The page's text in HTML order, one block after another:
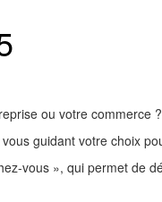
ou votre commerce ?
guidant votre choix
vous », qui permet de